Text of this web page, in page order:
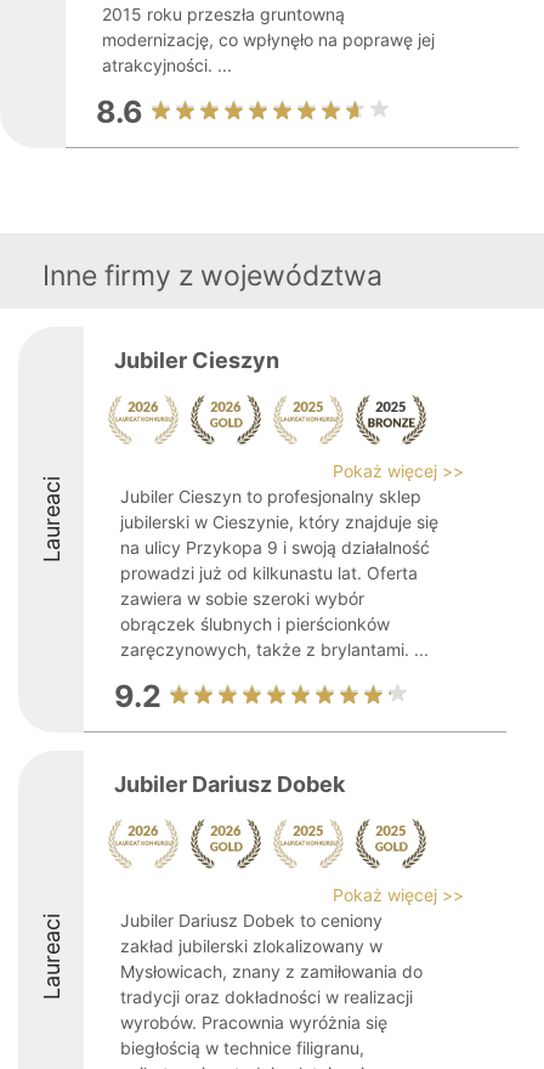
2015 roku przeszła gruntowną
modernizację, co wpłynęło na poprawę jej
atrakcyjności. ...
8.6
Inne firmy z województwa
Laureaci
Jubiler Cieszyn
Pokaż więcej >>
Jubiler Cieszyn to profesjonalny sklep
jubilerski w Cieszynie, który znajduje się
na ulicy Przykopa 9 i swoją działalność
prowadzi już od kilkunastu lat. Oferta
zawiera w sobie szeroki wybór
obrączek ślubnych i pierścionków
zaręczynowych, także z brylantami. ...
9.2
Laureaci
Jubiler Dariusz Dobek
Pokaż więcej >>
Jubiler Dariusz Dobek to ceniony
zakład jubilerski zlokalizowany w
Mysłowicach, znany z zamiłowania do
tradycji oraz dokładności w realizacji
wyrobów. Pracownia wyróżnia się
biegłością w technice filigranu,